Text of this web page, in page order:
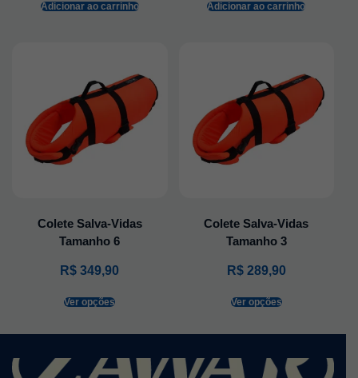
Adicionar ao carrinho Adicionar ao carrinho
Colete Salva-Vidas
Tamanho 6
R$ 349,90
Ver opções
Colete Salva-Vidas
Tamanho 3
R$289,90
Ver opções